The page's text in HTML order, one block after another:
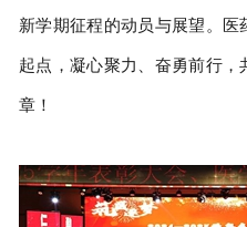
新学期征程的动员与展望。
起点，凝心聚力、奋勇前行
章！